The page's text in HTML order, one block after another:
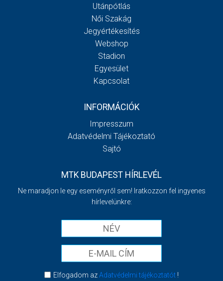
Utánpótlás
Női Szakág
Jegyértékesítés
Webshop
Stadion
Egyesület
Kapcsolat
INFORMÁCIÓK
Impresszum
Adatvédelmi Tájékoztató
Sajtó
MTK BUDAPEST HÍRLEVÉL
Ne maradjon le egy eseményről sem! Iratkozzon fel ingyenes
hírlevelünkre:
Elfogadom azAdatvédelmi tájékoztatót!